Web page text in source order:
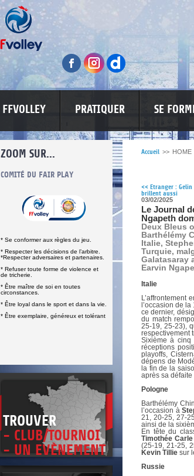
FFVOLLEY PRATIQUER SE
ZOOM SUR...
COMITÉ DU FAIR PLAY
* Se conformer aux règles du jeu.
* Respecter les décisions de l’arbitre.
*Respecter adversaires et partenaires.
* Refuser toute forme de violence et
de tricherie.
* Être maître de soi en toutes
circonstances.
* Être loyal dans le sport et dans la vie.
* Être exemplaire, généreux et tolérant
LUTTE CONTRE LES
TROUVER
- CLUB/TOURNOI
- UN EVÈNEMENT
Accueil >> HOME
<< Etranger : Gelin
brillent aussi
03/02/2025
Le Journal
Ngapeth
Deux Bleus
Barthélémy
Italie,
Turquie,
Galatasaray
Earvin
Italie
L’affrontement
l’occasion de
ce dernier,
du match
25-19, 25-23),
respectivement
Sixième à cinq
réceptions
playoffs,
dépens de
la fin de la
après sa
Pologne
Barthélémy
l’occasion à
21, 20-25, 27-
ainsi de la
En tête du
Timothée Carle
(25-19, 21-25,
Kevin Tillie sur
Russie